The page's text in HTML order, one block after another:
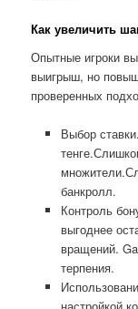
Как увеличить
Опытные игроки
выигрыш, но
проверенных
Выбор
банкролл.
Контроль
выгоднее
вращений.
терпения.